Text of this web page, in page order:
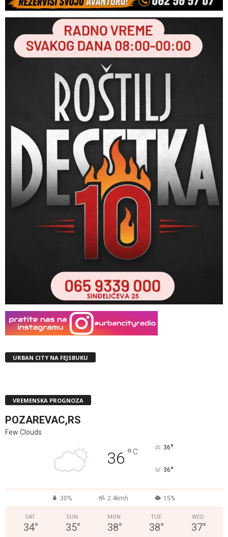
URBAN CITY NA FEJSBUKU
VREMENSKA PROGNOZA
POZAREVAC,RS
Few Clouds
36 °C 36°
36°
30% 2.4kmh 15%
SAT
34°
SUN
35°
MON
38°
TUE
38°
WED
37°